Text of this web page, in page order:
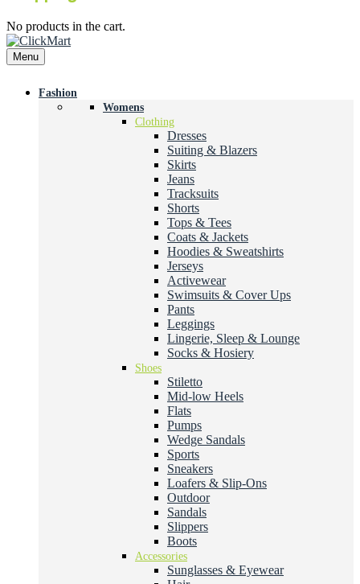
No products in the cart.
Menu
Fashion
Womens
Clothing
Dresses
Suiting & Blazers
Skirts
Jeans
Tracksuits
Shorts
Tops & Tees
Coats & Jackets
Hoodies & Sweatshirts
Jerseys
Activewear
Swimsuits & Cover Ups
Pants
Leggings
Lingerie, Sleep & Lounge
Socks & Hosiery
Shoes
Stiletto
Mid-low Heels
Flats
Pumps
Wedge Sandals
Sports
Sneakers
Loafers & Slip-Ons
Outdoor
Sandals
Slippers
Boots
Accessories
Sunglasses & Eyewear